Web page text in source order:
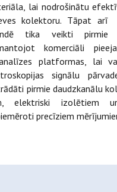
lai nodrošinātu
kolektoru. Tāpat arī
tika veikti pirmie
komerciāli
platformas, lai
signālu
pirmie daudzkanālu
elektriski izolētiem
precīziem